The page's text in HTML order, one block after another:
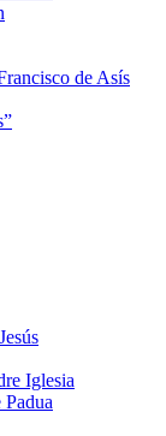
de Asís
Iglesia